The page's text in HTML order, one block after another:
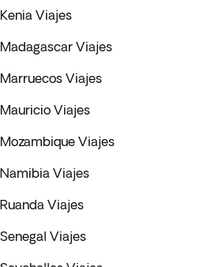
Kenia Viajes
Madagascar Viajes
Marruecos Viajes
Mauricio Viajes
Mozambique Viajes
Namibia Viajes
Ruanda Viajes
Senegal Viajes